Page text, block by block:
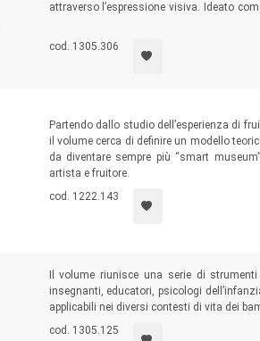
attraverso l’espressione visiva. Ideato
educatori, pedagogisti, insegnanti e alle
apprendere tecniche espressive visive
crescita di sé lungo tutto l’arco della vita.
cod. 1305.306
Partendo dallo studio dell’esperienza di
il volume cerca di definire un modello
da diventare sempre più “smart
artista e fruitore.
cod. 1222.143
Il volume riunisce una serie di
insegnanti, educatori, psicologi
applicabili nei diversi contesti di vita dei
cod. 1305.125